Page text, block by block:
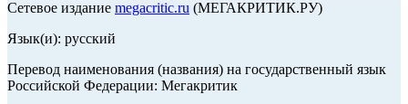
Сетевое издание megacritic.ru (МЕГАКРИТИК.РУ)
Язык(и): русский
Перевод наименования (названия) на государственный язык
Российской Федерации: Мегакритик